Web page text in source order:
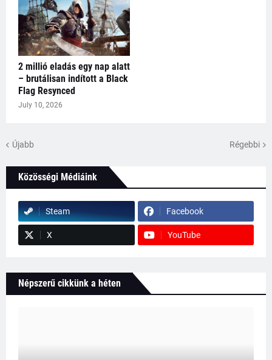
2 millió eladás egy nap alatt
– brutálisan indított a Black
Flag Resynced
July 10, 2026
Újabb Régebbi
Közösségi Médiáink
Steam Facebook
X YouTube
Népszerű cikkünk a héten